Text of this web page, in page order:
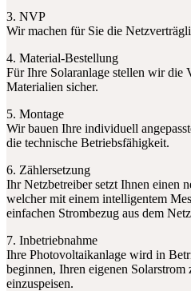
3. NVP
Wir machen für Sie die
4. Material-Bestellung
Für Ihre Solaranlage stellen wir die
Materialien sicher.
5. Montage
Wir bauen Ihre individuell
die technische Betriebsfähigkeit.
6. Zählersetzung
Ihr Netzbetreiber setzt Ihnen einen
welcher mit einem intelligentem
einfachen Strombezug aus dem
7. Inbetriebnahme
Ihre Photovoltaikanlage wird in
beginnen, Ihren eigenen
einzuspeisen.